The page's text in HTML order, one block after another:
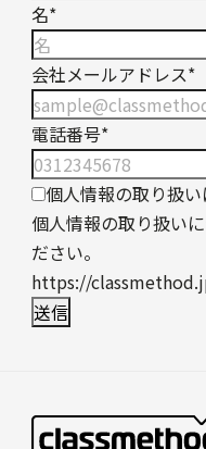
名*
会社メールアドレス*
電話番号*
個人情報の取り扱
個人情報の取り扱い
ださい。
https://